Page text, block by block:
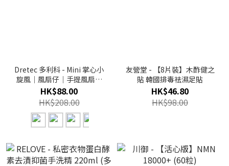
Dretec 多利科 - Mini 掌心小
旋風｜風扇仔｜手提風扇｜
迷你風扇 (FN-207)
HK$88.00
HK$208.00
友營堂 - 【8片裝】木酢健之
貼 韓國排毒祛濕足貼
HK$46.80
HK$98.00